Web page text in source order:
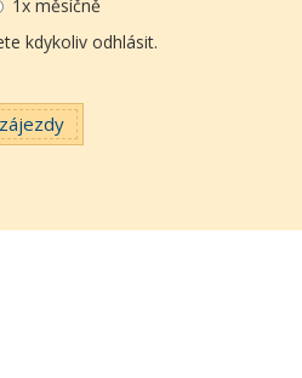
1x měsíčně
kdykoliv odhlásit.